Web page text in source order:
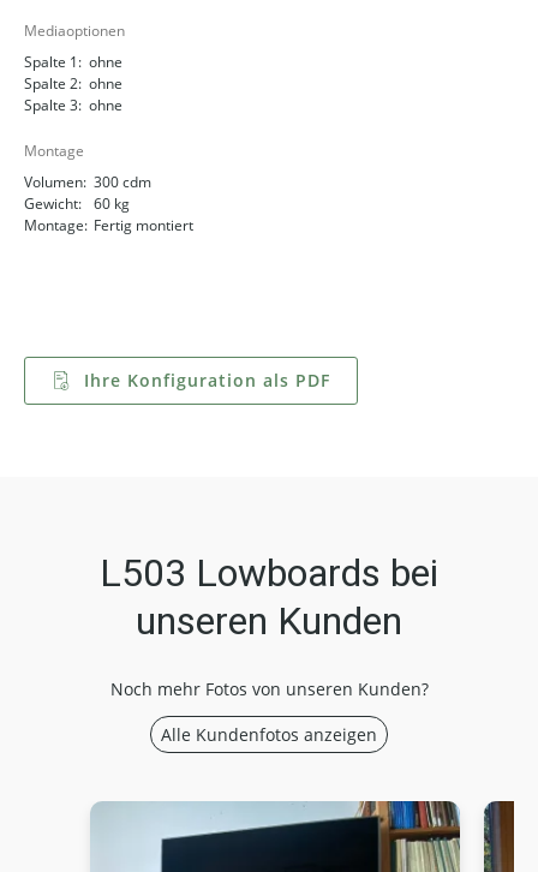
Mediaoptionen
Spalte 1: ohne
Spalte 2: ohne
Spalte 3: ohne
Montage
Volumen: 300 cdm
Gewicht: 60 kg
Montage: Fertig montiert
Ihre Konfiguration als PDF
L503 Lowboards bei
unseren Kunden
Noch mehr Fotos von unseren Kunden?
Alle Kundenfotos anzeigen